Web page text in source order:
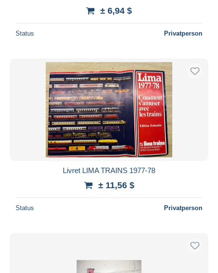
± 6,94 $
Status Privatperson
Livret LIMA TRAINS 1977-78
± 11,56 $
Status Privatperson